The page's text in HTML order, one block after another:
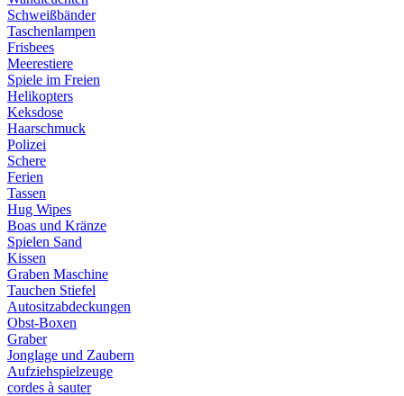
Schweißbänder
Taschenlampen
Frisbees
Meerestiere
Spiele im Freien
Helikopters
Keksdose
Haarschmuck
Polizei
Schere
Ferien
Tassen
Hug Wipes
Boas und Kränze
Spielen Sand
Kissen
Graben Maschine
Tauchen Stiefel
Autositzabdeckungen
Obst-Boxen
Graber
Jonglage und Zaubern
Aufziehspielzeuge
cordes à sauter